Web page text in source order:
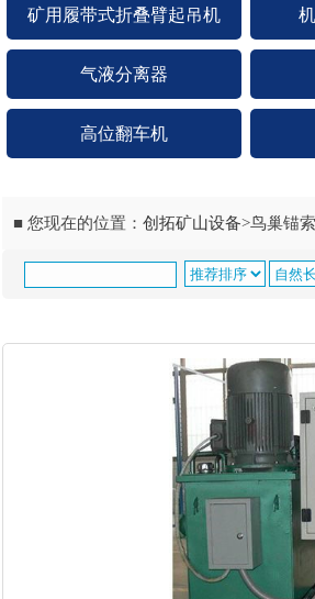
矿用履带式折叠臂起吊机
气液分离器
高位翻车机
■ 您现在的位置： 创拓矿山设备>鸟巢锚